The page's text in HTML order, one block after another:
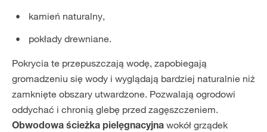
kamień naturalny,
pokłady drewniane.
Pokrycia te przepuszczają wodę, zapobiegają
gromadzeniu się wody i wyglądają bardziej naturalnie niż
zamknięte obszary utwardzone. Pozwalają ogrodowi
oddychać i chronią glebę przed zagęszczeniem.
Obwodowa ścieżka pielęgnacyjna wokół grządek